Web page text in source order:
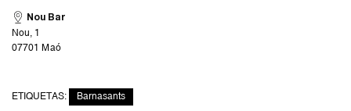
Nou Bar
Nou, 1
07701 Maó
ETIQUETAS: Barnasants